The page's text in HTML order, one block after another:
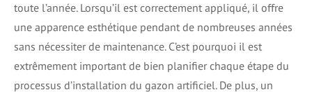
toute l’année. Lorsqu’il est correctement appliqué, il offre
une apparence esthétique pendant de nombreuses années
sans nécessiter de maintenance. C’est pourquoi il est
extrêmement important de bien planifier chaque étape du
processus d’installation du gazon artificiel. De plus, un